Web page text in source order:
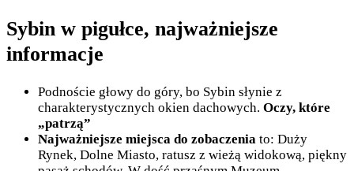
Sybin w pigułce, najważniejsze
informacje
Podnoście głowy do góry, bo Sybin słynie z
charakterystycznych okien dachowych. Oczy, które
„patrzą”
Najważniejsze miejsca do zobaczenia to: Duży
Rynek, Dolne Miasto, ratusz z wieżą widokową, piękny